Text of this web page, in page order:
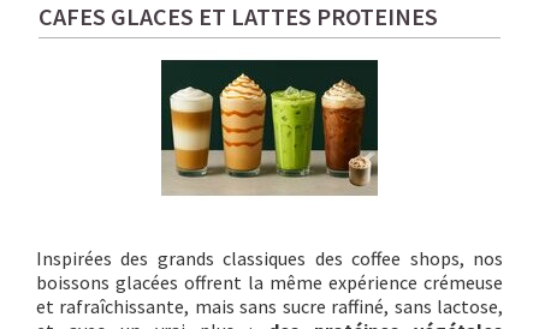
CAFES GLACES ET LATTES PROTEINES
Inspirées des grands classiques des coffee shops, nos
boissons glacées offrent la même expérience crémeuse
et rafraîchissante, mais sans sucre raffiné, sans lactose,